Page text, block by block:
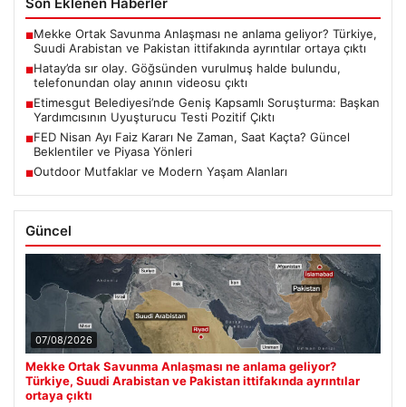
■Mekke Ortak Savunma Anlaşması ne anlama geliyor? Türkiye,
Suudi Arabistan ve Pakistan ittifakında ayrıntılar ortaya çıktı
■Hatay’da sır olay. Göğsünden vurulmuş halde bulundu,
telefonundan olay anının videosu çıktı
■Etimesgut Belediyesi’nde Geniş Kapsamlı Soruşturma: Başkan
Yardımcısının Uyuşturucu Testi Pozitif Çıktı
■FED Nisan Ayı Faiz Kararı Ne Zaman, Saat Kaçta? Güncel
Beklentiler ve Piyasa Yönleri
■Outdoor Mutfaklar ve Modern Yaşam Alanları
Güncel
07/08/2026
Mekke Ortak Savunma Anlaşması ne anlama geliyor?
Türkiye, Suudi Arabistan ve Pakistan ittifakında ayrıntılar
ortaya çıktı